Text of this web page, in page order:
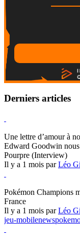
Derniers articles
Une lettre d’amour à
Edward Goodwin
Pourpre (Interview)
Il y a 1 mois parLéo
Pokémon Champions
France
Il y a 1 mois parLéo
jeu-mobilenews